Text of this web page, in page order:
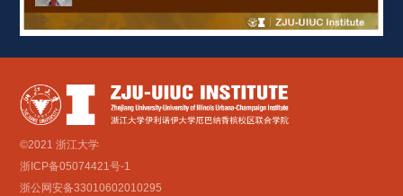
©2021 浙江大学
浙ICP备05074421号-1
浙公网安备33010602010295